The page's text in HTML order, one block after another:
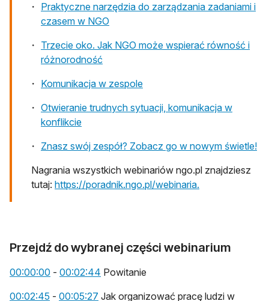
Praktyczne narzędzia do zarządzania zadaniami i
czasem w NGO
Trzecie oko. Jak NGO może wspierać równość i
różnorodność
Komunikacja w zespole
Otwieranie trudnych sytuacji, komunikacja w
konflikcie
Znasz swój zespół? Zobacz go w nowym świetle!
Nagrania wszystkich webinariów ngo.pl znajdziesz
tutaj: https://poradnik.ngo.pl/webinaria.
Przejdź do wybranej części webinarium
00:00:00 otwiera się w nowej karcie
- 00:02:44 otwiera się w nowej karcie
Powitanie
00:02:45 otwiera się w nowej karcie
- 00:05:27 otwiera się w nowej karcie
Jak organizować pracę ludzi w